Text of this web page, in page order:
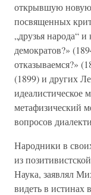
открывшую новую
посвященных
„друзья народа“
демократов?»
отказываемся?»
(1899) и других
идеалистическое
метафизический
вопросов
Народники в
из
Наука, заявлял
видеть в истинах